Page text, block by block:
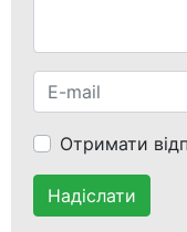
Отримати
Надіслати